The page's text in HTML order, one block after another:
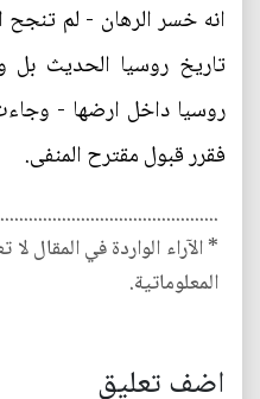
انه خسر الرهان - لم تنجح
تاريخ روسيا الحديث
روسيا داخل ارضها -
فقرر قبول مقترح المنفى.
* الآراء الواردة في المقال
المعلوماتية.
اضف تعليق